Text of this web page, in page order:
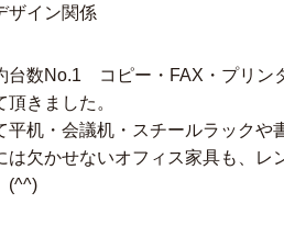
ザイン関係
台数No.1 コピー・FAX・プリン
頂きました。
平机・会議机・スチールラックや
は欠かせないオフィス家具も、レ
(^^)